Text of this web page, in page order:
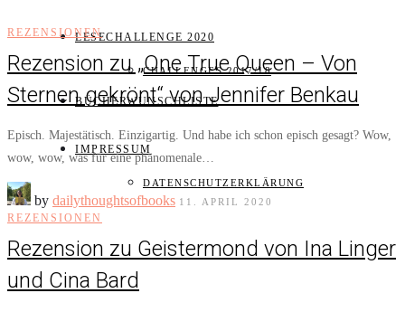
LESECHALLENGE 2020
CHALLENGES 2017/18
BÜCHERWUNSCHLISTE
IMPRESSUM
DATENSCHUTZERKLÄRUNG
REZENSIONEN
Rezension zu „One True Queen – Von
Sternen gekrönt“ von Jennifer Benkau
Episch. Majestätisch. Einzigartig. Und habe ich schon episch gesagt? Wow,
wow, wow, was für eine phänomenale…
by dailythoughtsofbooks 11. APRIL 2020
REZENSIONEN
Rezension zu Geistermond von Ina Linger
und Cina Bard